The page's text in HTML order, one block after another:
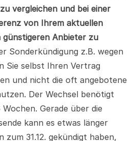
vergleichen und bei einer
von Ihrem aktuellen
günstigeren Anbieter zu
Sonderkündigung z.B. wegen
Sie selbst Ihren Vertrag
und nicht die oft angebotene
Der Wechsel benötigt
Gerade über die
kann es etwas länger
zum 31.12. gekündigt haben,